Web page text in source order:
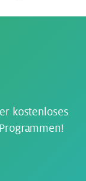
kostenloses